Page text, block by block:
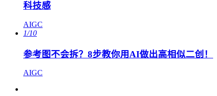
科技感
AIGC
1/10
参考图不会拆？8步教你用AI做出高相似二创！
AIGC